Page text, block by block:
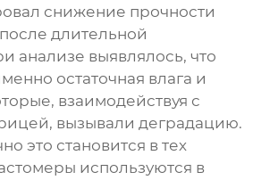
снижение прочности
длительной
анализе выявлялось, что
остаточная влага и
взаимодействуя с
вызывали деградацию.
это становится в тех
используются в